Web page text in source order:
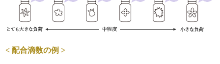
< 配合滴数の例 >